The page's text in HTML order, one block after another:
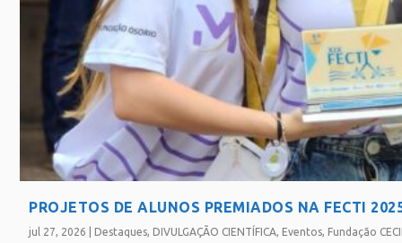
PROJETOS DE ALUNOS PREMIADOS NA FECTI
jul 27, 2026 Destaques, DIVULGAÇÃO CIENTÍFICA, Eventos, Fundação